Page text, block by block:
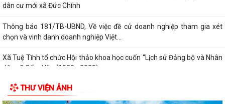
dân cư mới xã Đức Chính
Thông báo 181/TB-UBND, Về việc đề cử doanh nghiệp tham gia xét
chọn và vinh danh doanh nghiệp Việt...
Xã Tuệ Tĩnh tổ chức Hội thảo khoa học cuốn “Lịch sử Đảng bộ và Nhân
dân xã Cẩm Văn (1930 - 2025)
Nghị quyết điều chỉnh, bổ sung (lần 2) kế hoạch đầu tư công năm 2026
THƯ VIỆN ẢNH